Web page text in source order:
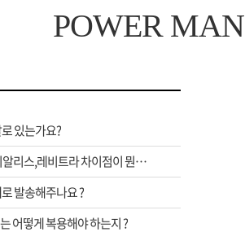
POWER MAN
있는가요?
비아그라,시알리스,레비트라 차이점이 뭔가요 ?
발송해주나요 ?
어떻게 복용해야 하는지 ?